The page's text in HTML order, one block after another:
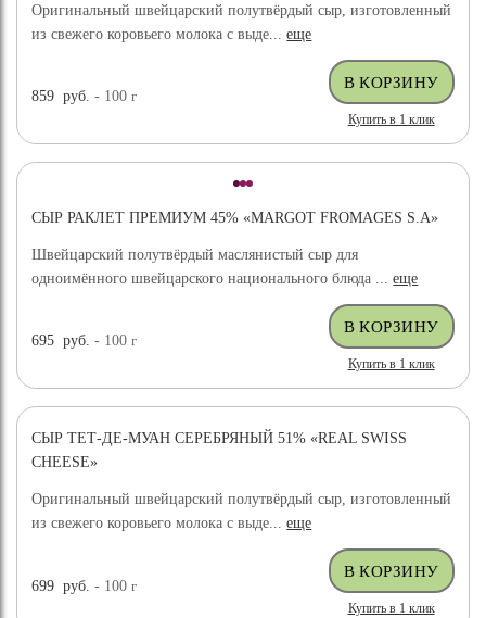
Оригинальный швейцарский полутвёрдый сыр, изготовленный
из свежего коровьего молока с выде...еще
859 руб. - 100г
Купить в 1 клик
СЫР РАКЛЕТ ПРЕМИУМ 45% «MARGOT FROMAGES S.A»
Швейцарский полутвёрдый маслянистый сыр для
одноимённого швейцарского национального блюда ...еще
695 руб. - 100г
Купить в 1 клик
СЫР ТЕТ-ДЕ-МУАН СЕРЕБРЯНЫЙ 51% «REAL SWISS
CHEESE»
Оригинальный швейцарский полутвёрдый сыр, изготовленный
из свежего коровьего молока с выде...еще
699 руб. - 100г
Купить в 1 клик